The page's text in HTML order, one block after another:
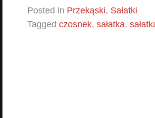
Posted in Przekąski, Sałatki
Tagged czosnek, sałatka,